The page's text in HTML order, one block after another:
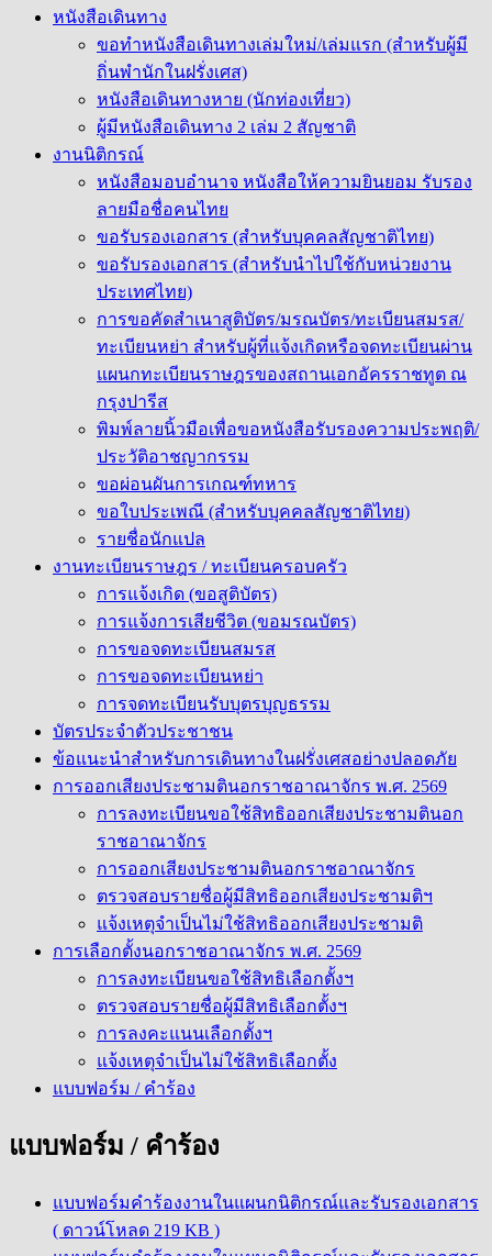
หนังสือเดินทาง
ขอทำหนังสือเดินทางเล่มใหม่/เล่มแรก (สำหรับผู้มี
ถิ่นพำนักในฝรั่งเศส)
หนังสือเดินทางหาย (นักท่องเที่ยว)
ผู้มีหนังสือเดินทาง 2 เล่ม 2 สัญชาติ
งานนิติกรณ์
หนังสือมอบอำนาจ หนังสือให้ความยินยอม รับรอง
ลายมือชื่อคนไทย
ขอรับรองเอกสาร (สำหรับบุคคลสัญชาติไทย)
ขอรับรองเอกสาร (สำหรับนำไปใช้กับหน่วยงาน
ประเทศไทย)
การขอคัดสำเนาสูติบัตร/มรณบัตร/ทะเบียนสมรส/
ทะเบียนหย่า สำหรับผู้ที่แจ้งเกิดหรือจดทะเบียนผ่าน
แผนกทะเบียนราษฎรของสถานเอกอัครราชทูต ณ
กรุงปารีส
พิมพ์ลายนิ้วมือเพื่อขอหนังสือรับรองความประพฤติ/
ประวัติอาชญากรรม
ขอผ่อนผันการเกณฑ์ทหาร
ขอใบประเพณี (สำหรับบุคคลสัญชาติไทย)
รายชื่อนักแปล
งานทะเบียนราษฎร / ทะเบียนครอบครัว
การแจ้งเกิด (ขอสูติบัตร)
การแจ้งการเสียชีวิต (ขอมรณบัตร)
การขอจดทะเบียนสมรส
การขอจดทะเบียนหย่า
การจดทะเบียนรับบุตรบุญธรรม
บัตรประจำตัวประชาชน
ข้อแนะนำสำหรับการเดินทางในฝรั่งเศสอย่างปลอดภัย
การออกเสียงประชามตินอกราชอาณาจักร พ.ศ. 2569
การลงทะเบียนขอใช้สิทธิออกเสียงประชามตินอก
ราชอาณาจักร
การออกเสียงประชามตินอกราชอาณาจักร
ตรวจสอบรายชื่อผู้มีสิทธิออกเสียงประชามติฯ
แจ้งเหตุจำเป็นไม่ใช้สิทธิออกเสียงประชามติ
การเลือกตั้งนอกราชอาณาจักร พ.ศ. 2569
การลงทะเบียนขอใช้สิทธิเลือกตั้งฯ
ตรวจสอบรายชื่อผู้มีสิทธิเลือกตั้งฯ
การลงคะแนนเลือกตั้งฯ
แจ้งเหตุจำเป็นไม่ใช้สิทธิเลือกตั้ง
แบบฟอร์ม / คำร้อง
แบบฟอร์ม / คำร้อง
แบบฟอร์มคำร้องงานในแผนกนิติกรณ์และรับรองเอกสาร
( ดาวน์โหลด 219 KB )